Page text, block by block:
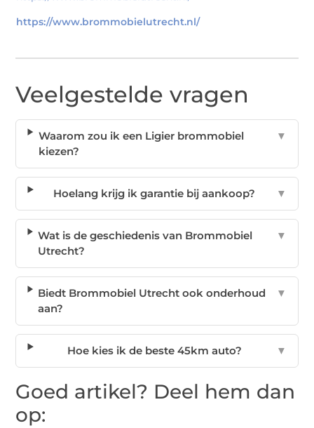
https://www.brommobielutrecht.nl/
Veelgestelde vragen
Waarom zou ik een Ligier brommobiel
kiezen?
▼
Hoelang krijg ik garantie bij aankoop? ▼
Wat is de geschiedenis van Brommobiel
Utrecht?
▼
Biedt Brommobiel Utrecht ook onderhoud
aan?
▼
Hoe kies ik de beste 45km auto? ▼
Goed artikel? Deel hem dan
op: